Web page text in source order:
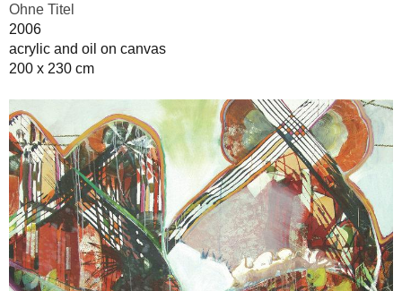
Ohne Titel
2006
acrylic and oil on canvas
200 x 230 cm